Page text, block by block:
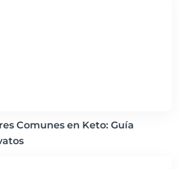
Comunes en Keto: Guía